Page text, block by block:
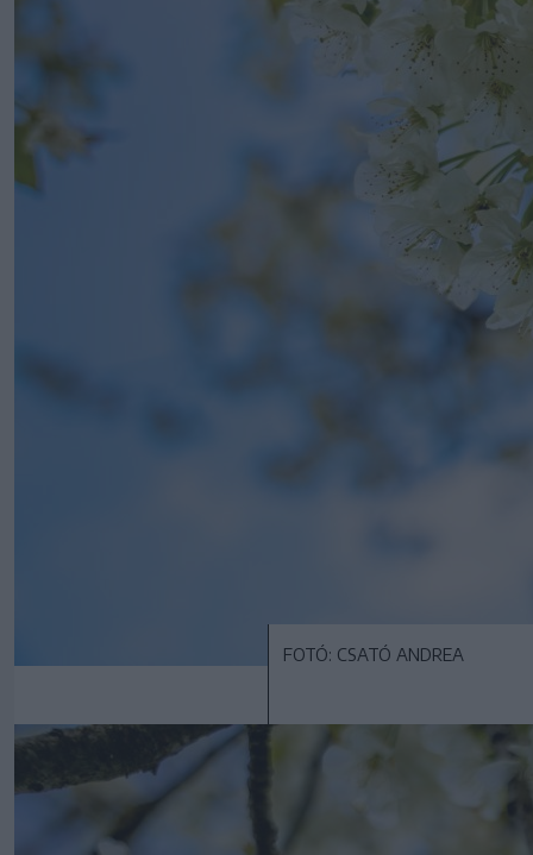
FOTÓ: CSATÓ ANDREA